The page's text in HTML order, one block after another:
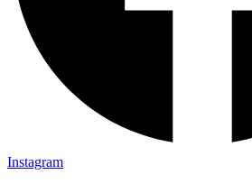
Instagram